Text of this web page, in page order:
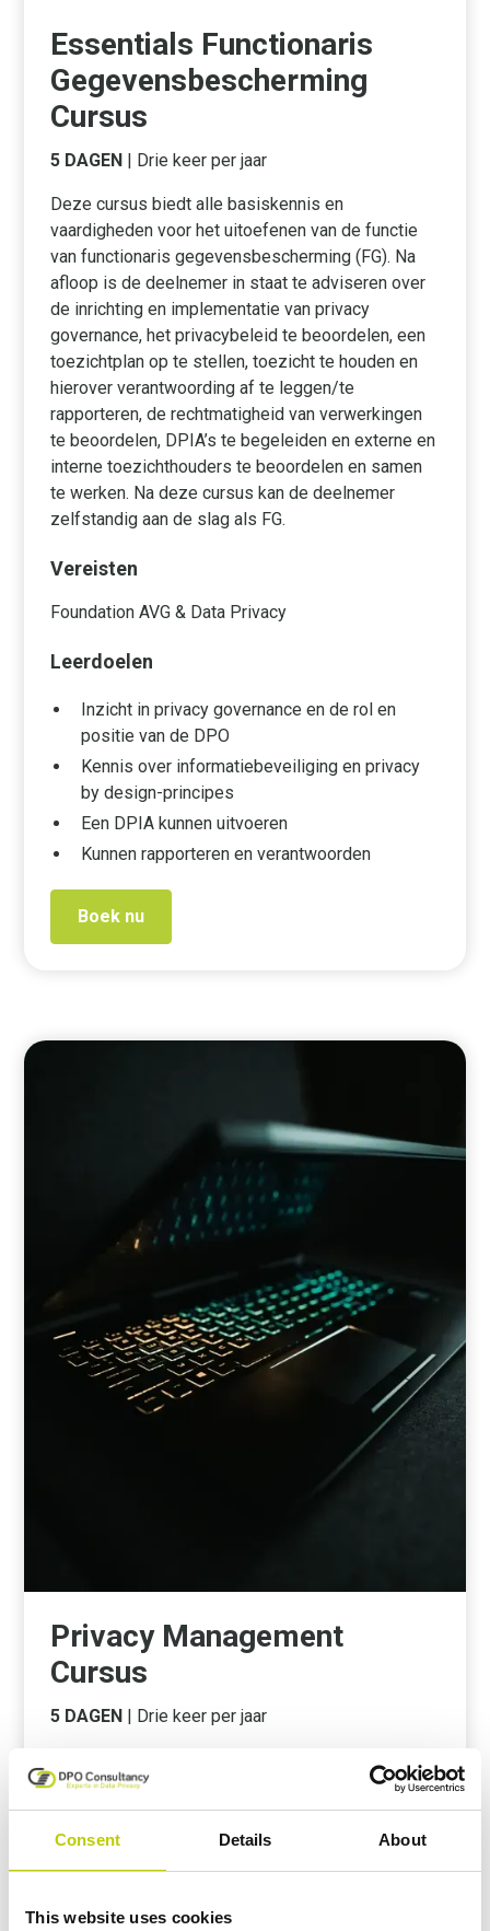
Consent Details About
This website uses cookies
Essentials Functionaris
Gegevensbescherming
Cursus
5 DAGEN | Drie keer per jaar
Deze cursus biedt alle basiskennis en
vaardigheden voor het uitoefenen van de functie
van functionaris gegevensbescherming (FG). Na
afloop is de deelnemer in staat te adviseren over
de inrichting en implementatie van privacy
governance, het privacybeleid te beoordelen, een
toezichtplan op te stellen, toezicht te houden en
hierover verantwoording af te leggen/te
rapporteren, de rechtmatigheid van verwerkingen
te beoordelen, DPIA’s te begeleiden en externe en
interne toezichthouders te beoordelen en samen
te werken. Na deze cursus kan de deelnemer
zelfstandig aan de slag als FG.
Vereisten
Foundation AVG & Data Privacy
Leerdoelen
Inzicht in privacy governance en de rol en
positie van de DPO
Kennis over informatiebeveiliging en privacy
by design-principes
Een DPIA kunnen uitvoeren
Kunnen rapporteren en verantwoorden
Boek nu
Privacy Management
Cursus
5 DAGEN | Drie keer per jaar
(toekomstige) Data Privacy Managers, Privacy
Officers en Privacy Implementation Managers en
voor andere senior functionarissen die op
tactisch-beleidsmatig niveau betrokken zijn bij
Officers, Chief Legal Officers, Risk Managers,